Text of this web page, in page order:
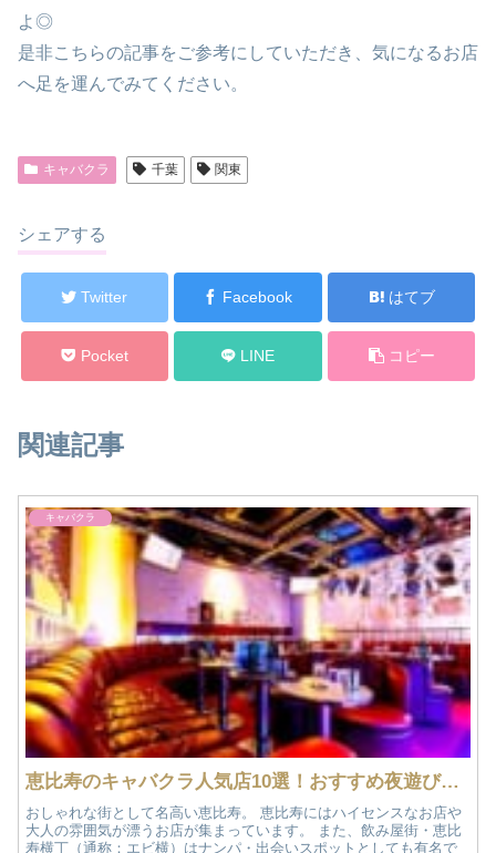
よ◎
是非こちらの記事をご参考にしていただき、気になるお店
へ足を運んでみてください。
キャバクラ 千葉 関東
シェアする
Twitter Facebook はてブ
Pocket LINE コピー
関連記事
キャバクラ
恵比寿のキャバクラ人気店10選！おすすめ夜遊び情報
おしゃれな街として名高い恵比寿。 恵比寿にはハイセンスなお店や
大人の雰囲気が漂うお店が集まっています。 また、飲み屋街・恵比
寿横丁（通称：エビ横）はナンパ・出会いスポットとしても有名で